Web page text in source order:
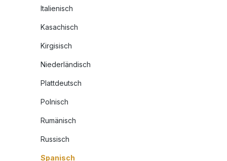
Italienisch
Kasachisch
Kirgisisch
Niederländisch
Plattdeutsch
Polnisch
Rumänisch
Russisch
Spanisch